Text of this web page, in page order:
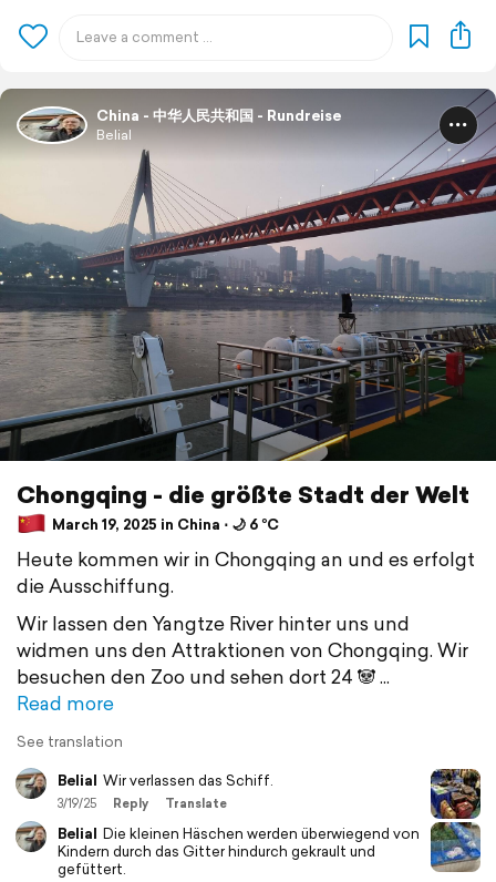
China - 中华人民共和国 - Rundreise
Belial
Chongqing - die größte Stadt der Welt
March 19, 2025 in China ⋅ 🌙 6 °C
Heute kommen wir in Chongqing an und es erfolgt
die Ausschiffung.
Wir lassen den Yangtze River hinter uns und
widmen uns den Attraktionen von Chongqing. Wir
besuchen den Zoo und sehen dort 24 🐼
Read more
See translation
Belial Wir verlassen das Schiff.
3/19/25 Reply Translate
Belial Die kleinen Häschen werden überwiegend von
Kindern durch das Gitter hindurch gekrault und
gefüttert.